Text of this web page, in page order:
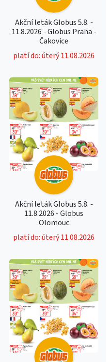
Akční leták Globus 5.8. -
11.8.2026 - Globus Praha -
Čakovice
platí do: úterý 11.08.2026
Akční leták Globus 5.8. -
11.8.2026 - Globus
Olomouc
platí do: úterý 11.08.2026